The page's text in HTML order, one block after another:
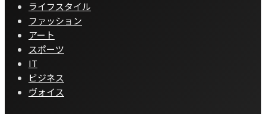
ライフスタイル
ファッション
アート
スポーツ
IT
ビジネス
ヴォイス